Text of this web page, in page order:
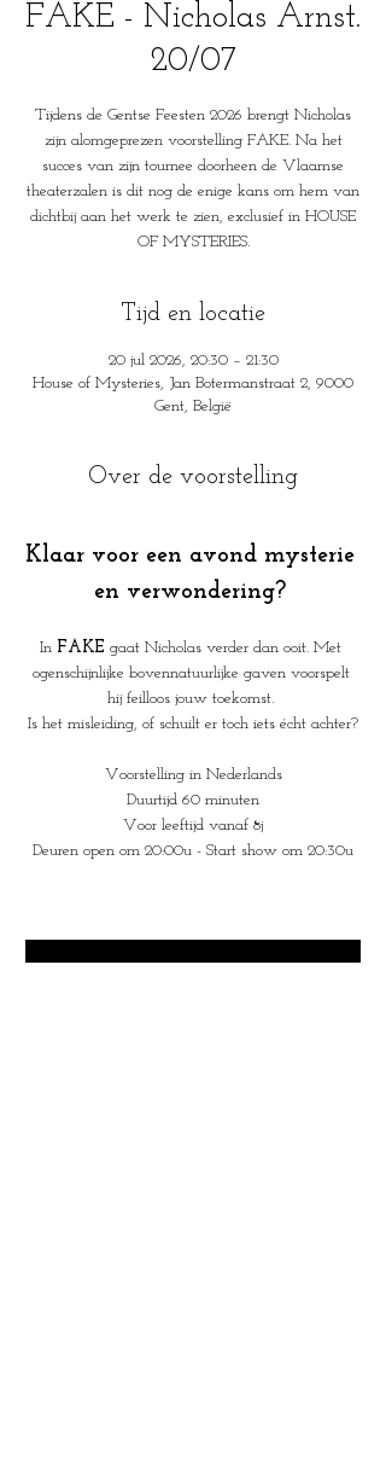
FAKE - Nicholas Arnst.
20/07
Tijdens de Gentse Feesten 2026 brengt Nicholas
zijn alomgeprezen voorstelling FAKE. Na het
succes van zijn tournee doorheen de Vlaamse
theaterzalen is dit nog de enige kans om hem van
dichtbij aan het werk te zien, exclusief in HOUSE
OF MYSTERIES.
Tijd en locatie
20 jul 2026, 20:30 – 21:30
House of Mysteries, Jan Botermanstraat 2, 9000
Gent, België
Over de voorstelling
Klaar voor een avond mysterie
en verwondering?
In FAKE gaat Nicholas verder dan ooit. Met
ogenschijnlijke bovennatuurlijke gaven voorspelt
hij feilloos jouw toekomst.
Is het misleiding, of schuilt er toch iets écht achter?
Voorstelling in Nederlands
Duurtijd 60 minuten
Voor leeftijd vanaf 8j
Deuren open om 20:00u - Start show om 20:30u